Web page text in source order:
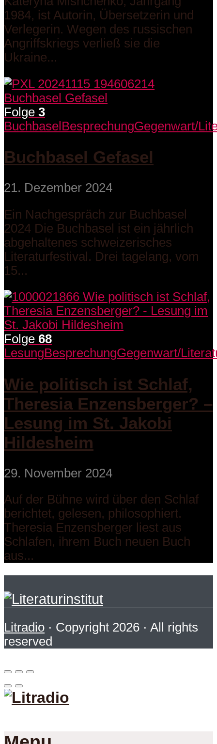
1984, ist Autorin, Übersetzerin und
Verlegerin. Wegen des russischen
Angriffskriegs verließ sie die
Ukraine...
Folge 3
BuchbaselBesprechungGegenwart/
Buchbasel Gefasel
21. Dezember 2024
Ein Nachgespräch zur Buchbasel
2024 Die Buchbasel ist ein jährlich
abgehaltenes schweizerisches
Literaturfestival. Drei tagelang, vom
15...
Folge 68
LesungBesprechungGegenwart/
Wie politisch ist Schlaf,
Theresia Enzensberger? –
Lesung im St. Jakobi
Hildesheim
29. November 2024
Auf der Bühne wird über den Schlaf
berichtet, gelesen, philosophiert.
Theresia Enzensberger liest aus
Schlafen, ihrem Buch neuen Buch
aus...
Litradio · Copyright 2026 · All rights
reserved